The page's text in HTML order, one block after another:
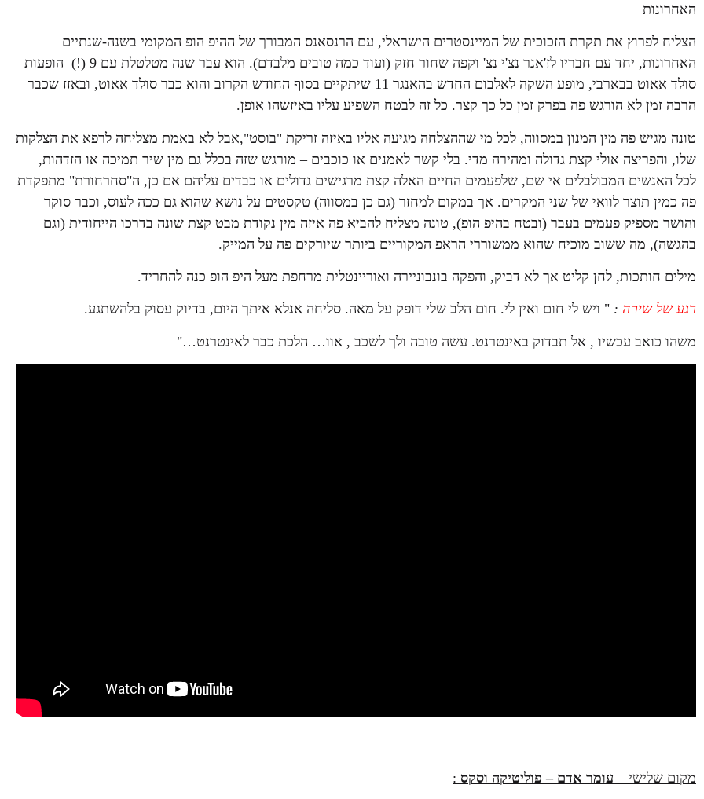
האחרונות
הצליח לפרוץ את תקרת הזכוכית של המיינסטרים הישראלי, עם הרנסאנס המבורך של ההיפ הופ המקומי בשנה-שנתיים
האחרונות, יחד עם חבריו לז'אנר נצ'י נצ' וקפה שחור חזק (ועוד כמה טובים מלבדם). הוא עבר שנה מטלטלת עם 9 (!) הופעות
סולד אאוט בבארבי, מופע השקה לאלבום החדש בהאנגר 11 שיתקיים בסוף החודש הקרוב והוא כבר סולד אאוט, ובאזז שכבר
הרבה זמן לא הורגש פה בפרק זמן כל כך קצר. כל זה לבטח השפיע עליו באיזשהו אופן.
טונה מגיש פה מין המנון במסווה, לכל מי שההצלחה מגיעה אליו באיזה זריקת "בוסט",אבל לא באמת מצליחה לרפא את הצלקות
שלו, והפריצה אולי קצת גדולה ומהירה מדי. בלי קשר לאמנים או כוכבים – מורגש שזה בכלל גם מין שיר תמיכה או הזדהות,
לכל האנשים המבולבלים אי שם, שלפעמים החיים האלה קצת מרגישים גדולים או כבדים עליהם אם כן, ה"סחרחורת" מתפקדת
פה כמין תוצר לוואי של שני המקרים. אך במקום למחזר (גם כן במסווה) טקסטים על נושא שהוא גם ככה לעוס, וכבר סוקר
והושר מספיק פעמים בעבר (ובטח בהיפ הופ), טונה מצליח להביא פה איזה מין נקודת מבט קצת שונה בדרכו הייחודית (וגם
בהגשה), מה ששוב מוכיח שהוא ממשוררי הראפ המקוריים ביותר שיורקים פה על המייק.
מילים חותכות, לחן קליט אך לא דביק, והפקה בונבוניירה ואוריינטלית מרחפת מעל היפ הופ כנה להחריד.
רגע של שירה : " ויש לי חום ואין לי. חום הלב שלי דופק על מאה. סליחה אנלא איתך היום, בדיוק עסוק בלהשתגע.
משהו כואב עכשיו , אל תבדוק באינטרנט. עשה טובה ולך לשכב , אוו… הלכת כבר לאינטרנט…"
מקום שלישי – עומר אדם – פוליטיקה וסקס :